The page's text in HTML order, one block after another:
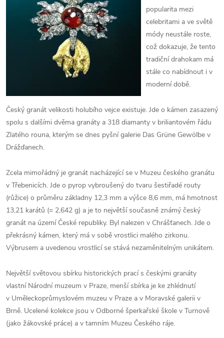
popularita mezi
celebritami a ve světě
módy neustále roste,
což dokazuje, že tento
tradiční drahokam má
stále co nabídnout i v
moderní době.
Český granát velikosti holubího vejce existuje. Jde o kámen zasazený
spolu s dalšími dvěma granáty a 318 diamanty v briliantovém řádu
Zlatého rouna, kterým se dnes pyšní galerie Das Grüne Gewölbe v
Drážďanech.
Zcela mimořádný je granát nacházející se v Muzeu českého granátu
v Třebenicích. Jde o pyrop vybroušený do tvaru šestiřadé routy
(růžice) o průměru základny 12,3 mm a výšce 8,6 mm, má hmotnost
13,21 karátů (= 2,642 g) a je to největší současně známý český
granát na území České republiky. Byl nalezen v Chrášťanech. Jde o
překrásný kámen, který má v sobě vrostlici malého zirkonu.
Výbrusem a uvedenou vrostlicí se stává nezaměnitelným unikátem.
Největší světovou sbírku historických prací s českými granáty
vlastní Národní muzeum v Praze, menší sbírka je ke zhlédnutí
v Uměleckoprůmyslovém muzeu v Praze a v Moravské galerii v
Brně. Ucelené kolekce jsou v Odborné šperkařské škole v Turnově
(jako žákovské práce) a v tamním Muzeu Českého ráje.